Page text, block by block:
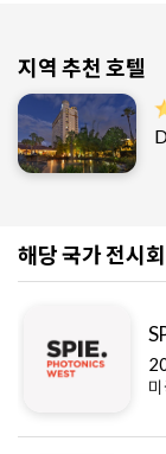
지역 추천 호텔
해당 국가 전시회